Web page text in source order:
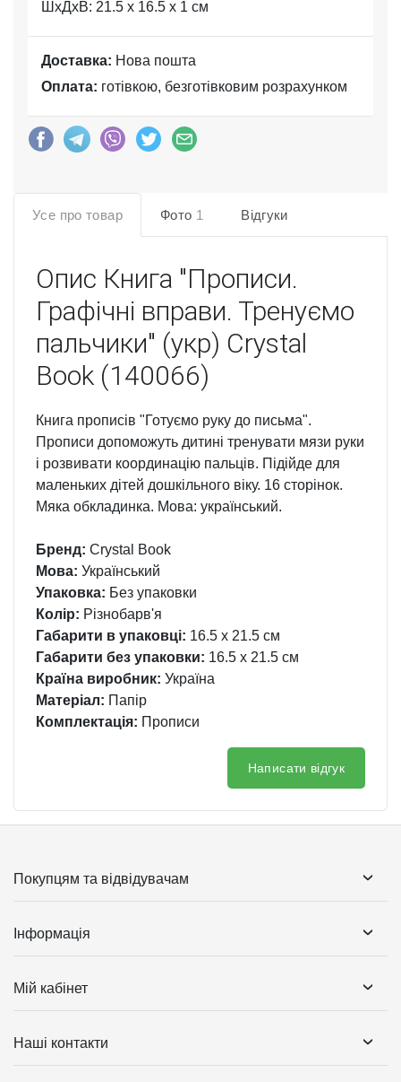
ШхДхВ: 21.5 x 16.5 x 1 см
Доставка: Нова пошта
Оплата: готівкою, безготівковим розрахунком
Усе про товар Фото 1 Відгуки
Опис Книга "Прописи.
Графічні вправи. Тренуємо
пальчики" (укр) Crystal
Book (140066)
Книга прописів "Готуємо руку до письма".
Прописи допоможуть дитині тренувати мязи руки
і розвивати координацію пальців. Підійде для
маленьких дітей дошкільного віку. 16 сторінок.
Мяка обкладинка. Мова: український.
Бренд: Crystal Book
Мова: Український
Упаковка: Без упаковки
Колір: Різнобарв'я
Габарити в упаковці: 16.5 x 21.5 см
Габарити без упаковки: 16.5 x 21.5 см
Країна виробник: Україна
Матеріал: Папір
Комплектація: Прописи
Написати відгук
Покупцям та відвідувачам
Інформація
Мій кабінет
Наші контакти